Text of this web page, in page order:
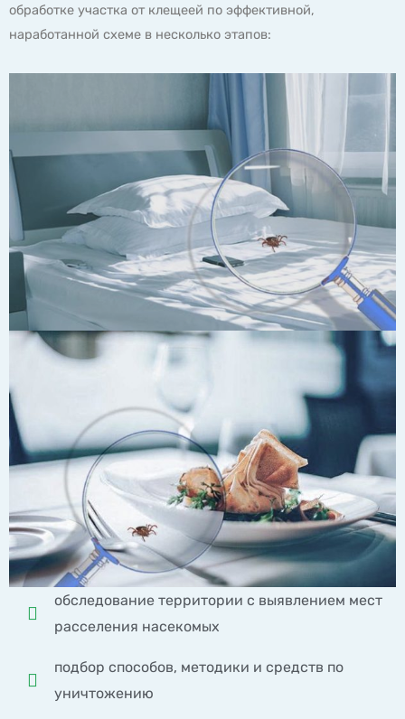
обработке участка от клещеей по эффективной,
наработанной схеме в несколько этапов:
обследование территории с выявлением мест
расселения насекомых
подбор способов, методики и средств по
уничтожению